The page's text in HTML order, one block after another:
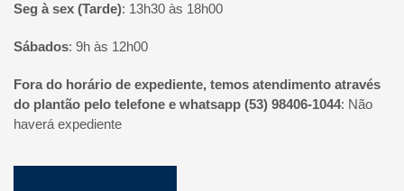
Seg à sex (Tarde): 13h30 às 18h00
Sábados: 9h às 12h00
Fora do horário de expediente, temos atendimento através
do plantão pelo telefone e whatsapp (53) 98406-1044: Não
haverá expediente